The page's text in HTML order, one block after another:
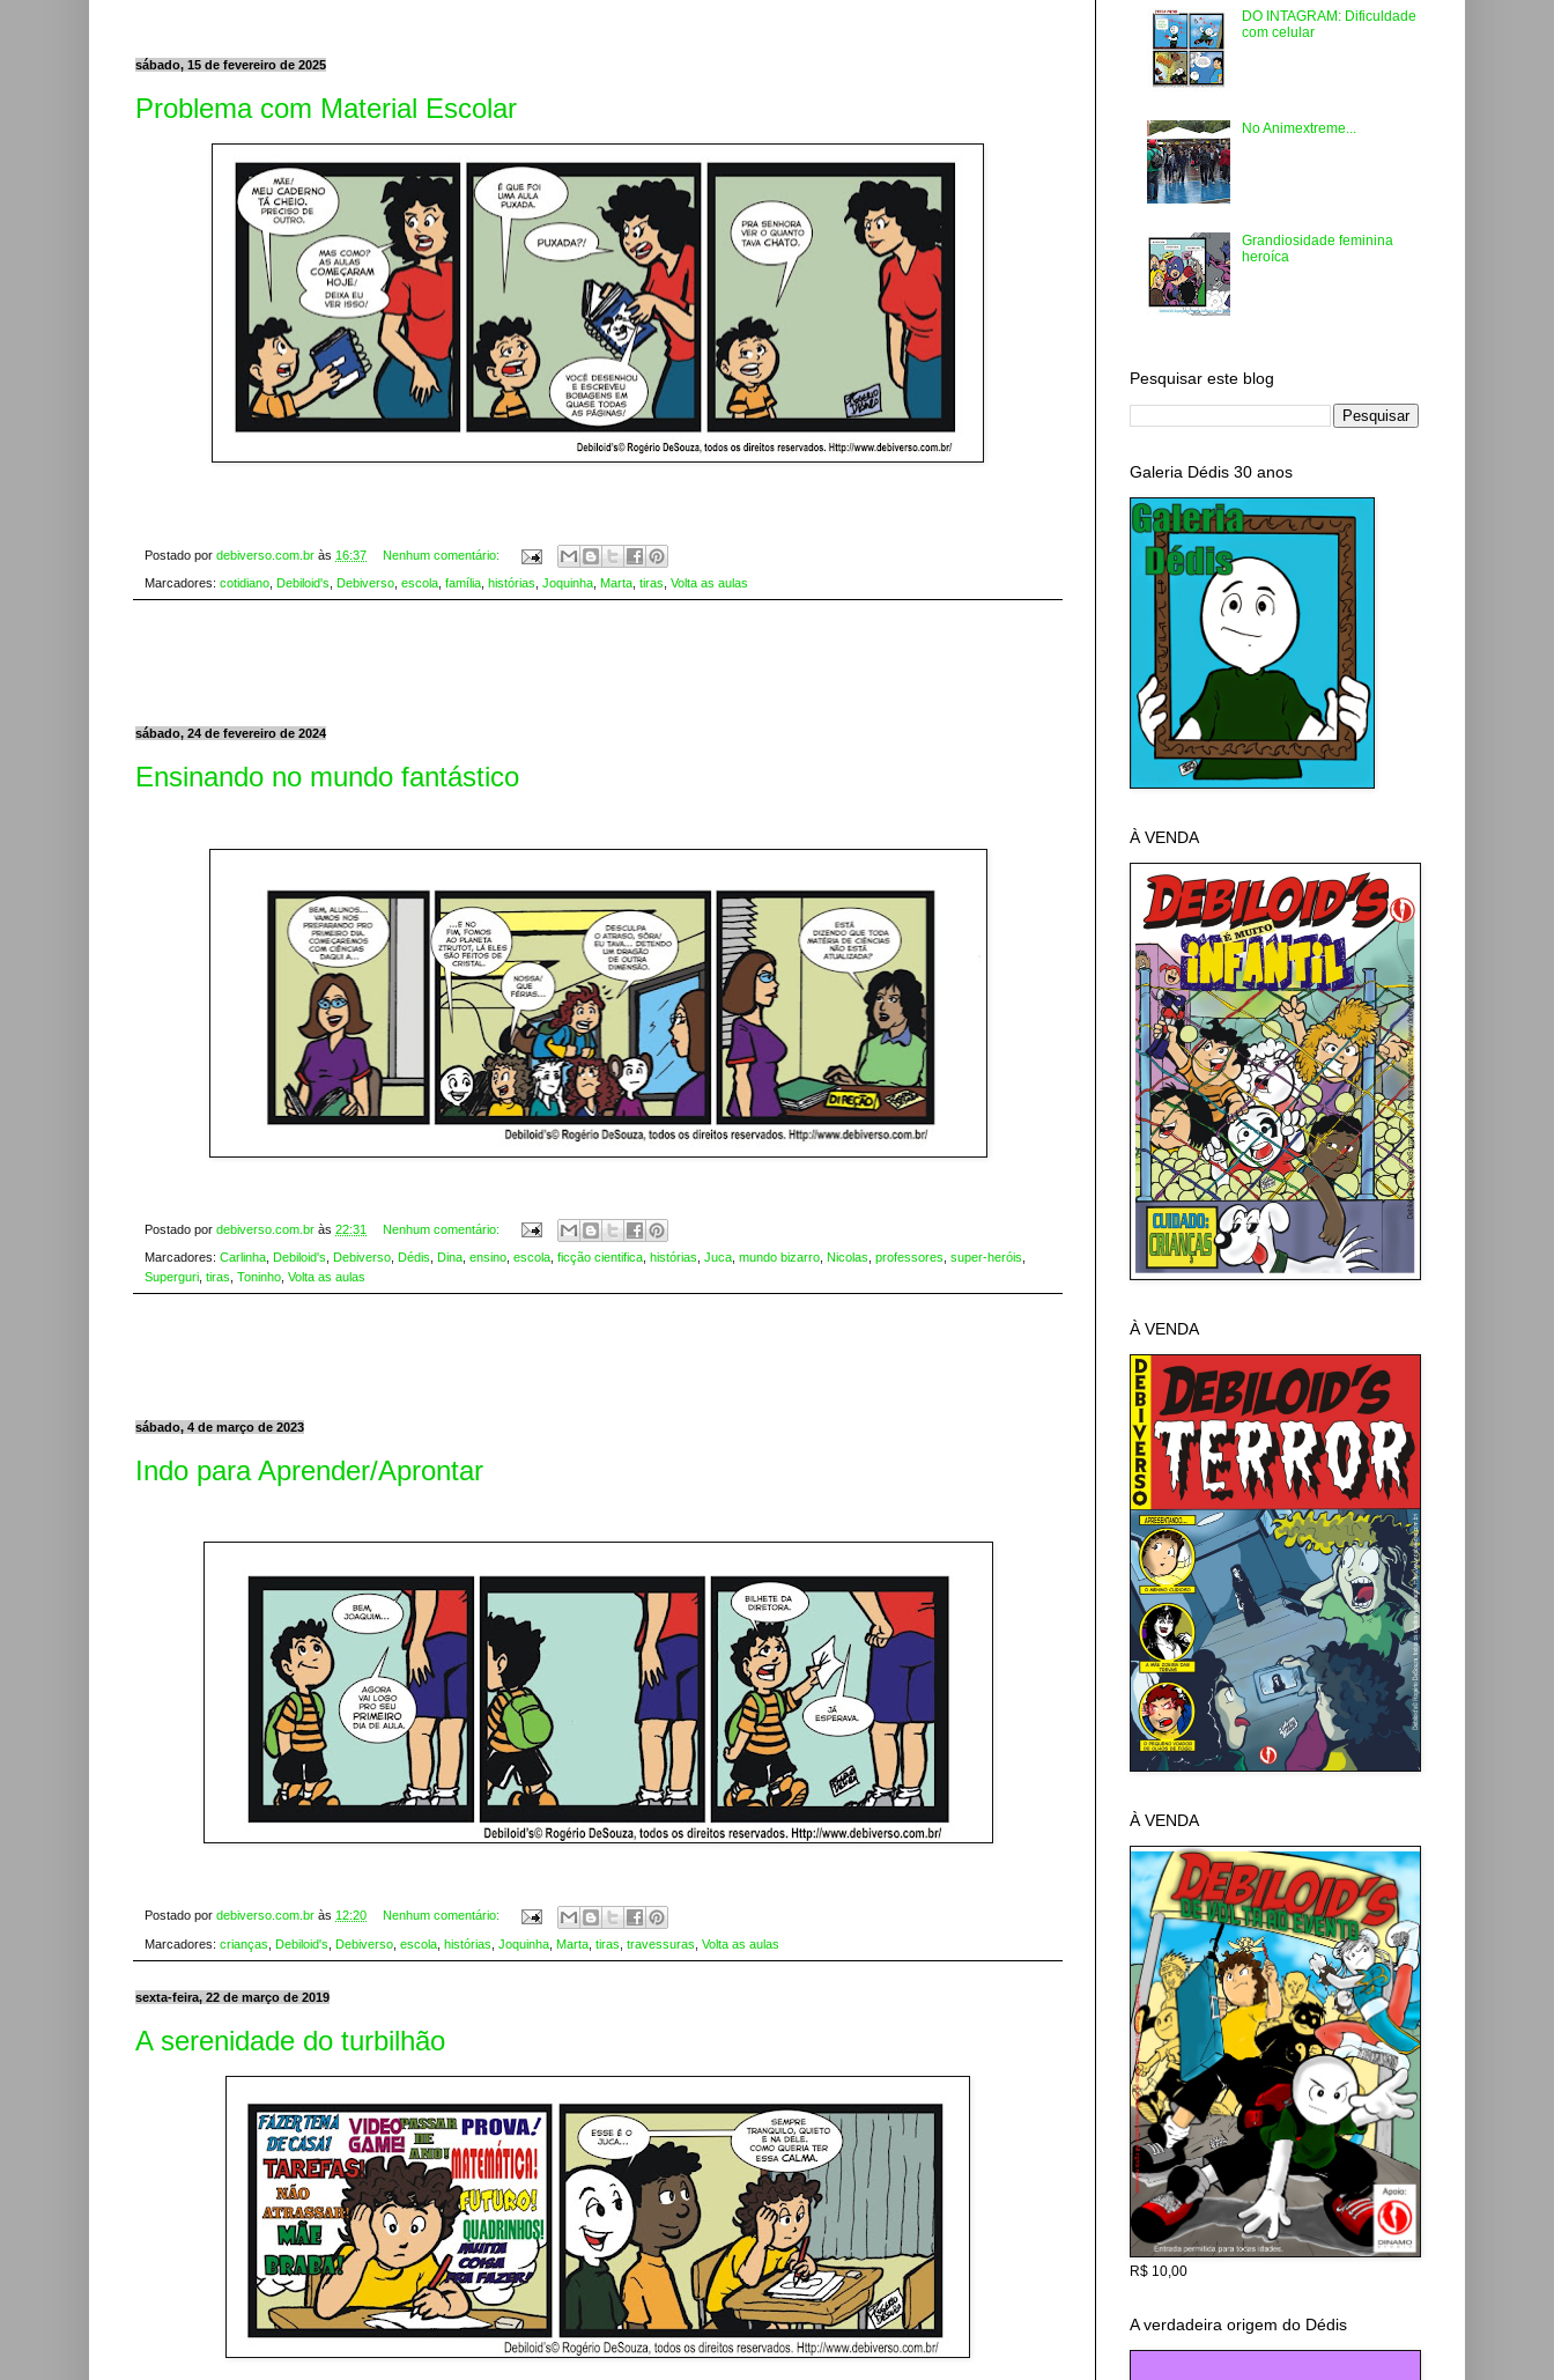
sábado, 15 de fevereiro de 2025
Problema com Material Escolar
Postado por debiverso.com.br às 16:37 Nenhum comentário:
Marcadores: cotidiano Debiloid's Debiverso escola família histórias Joquinha Marta tiras Volta as aulas
sábado, 24 de fevereiro de 2024
Ensinando no mundo fantástico
Postado por debiverso.com.br às 22:31 Nenhum comentário:
Marcadores: Carlinha Debiloid's Debiverso Dédis Dina ensino escola ficção cientifica histórias Juca mundo bizarro Nicolas professores super-heróis
Superguri tiras Toninho Volta as aulas
sábado, 4 de março de 2023
Indo para Aprender/Aprontar
Postado por debiverso.com.br às 12:20 Nenhum comentário:
Marcadores: crianças Debiloid's Debiverso escola histórias Joquinha Marta tiras travessuras Volta as aulas
sexta-feira, 22 de março de 2019
A serenidade do turbilhão
DO INTAGRAM: Dificuldade
com celular
No Animextreme...
Grandiosidade feminina
heroíca
Pesquisar este blog
Galeria Dédis 30 anos
À VENDA
À VENDA
À VENDA
R$ 10,00
A verdadeira origem do Dédis